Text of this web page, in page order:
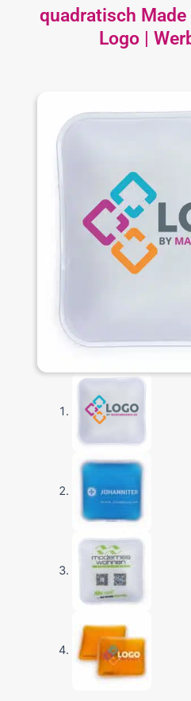
quadratisch
Logo |